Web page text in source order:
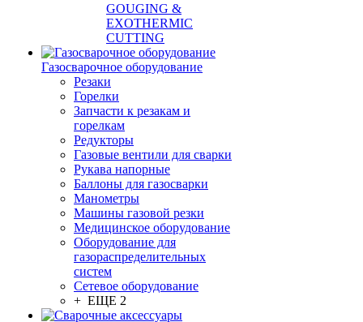
GOUGING &
EXOTHERMIC
CUTTING
Газосварочное оборудование
Резаки
Горелки
Запчасти к резакам и
горелкам
Редукторы
Газовые вентили для сварки
Рукава напорные
Баллоны для газосварки
Манометры
Машины газовой резки
Медицинское оборудование
Оборудование для
газораспределительных
систем
Сетевое оборудование
+ ЕЩЕ 2